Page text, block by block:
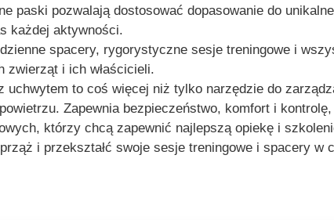
paski pozwalają dostosować dopasowanie do
każdej aktywności.
spacery, rygorystyczne sesje treningowe i
zwierząt i ich właścicieli.
uchwytem to coś więcej niż tylko narzędzie do
Zapewnia bezpieczeństwo, komfort i
którzy chcą zapewnić najlepszą opiekę i
i przekształć swoje sesje treningowe i spacery w